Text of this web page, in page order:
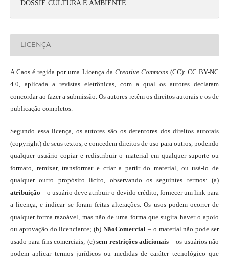
DOSSIÊ CULTURA E AMBIENTE
LICENÇA
A Caos é regida por uma Licença da Creative Commons(CC): CC BY-NC
4.0, aplicada a revistas eletrônicas, com a qual os autores declaram
concordar ao fazer a submissão. Os autores retêm os direitos autorais e os de
publicação completos.
Segundo essa licença, os autores são os detentores dos direitos autorais
(copyright) de seus textos, e concedem direitos de uso para outros, podendo
qualquer usuário copiar e redistribuir o material em qualquer suporte ou
formato, remixar, transformar e criar a partir do material, ou usá-lo de
qualquer outro propósito lícito, observando os seguintes termos: (a)
atribuição – o usuário deve atribuir o devido crédito, fornecer um link para
a licença, e indicar se foram feitas alterações. Os usos podem ocorrer de
qualquer forma razoável, mas não de uma forma que sugira haver o apoio
ou aprovação do licenciante; (b)NãoComercial – o material não pode ser
usado para fins comerciais; (c)sem restrições adicionais – os usuários não
podem aplicar termos jurídicos ou medidas de caráter tecnológico que